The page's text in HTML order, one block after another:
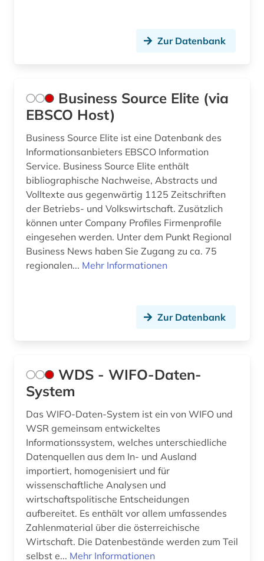
Zur Datenbank
Business Source Elite (via
EBSCO Host)
Business Source Elite ist eine Datenbank des
Informationsanbieters EBSCO Information
Service. Business Source Elite enthält
bibliographische Nachweise, Abstracts und
Volltexte aus gegenwärtig 1125 Zeitschriften
der Betriebs- und Volkswirtschaft. Zusätzlich
können unter Company Profiles Firmenprofile
eingesehen werden. Unter dem Punkt Regional
Business News haben Sie Zugang zu ca. 75
regionalen... Mehr Informationen
Zur Datenbank
WDS - WIFO-Daten-
System
Das WIFO-Daten-System ist ein von WIFO und
WSR gemeinsam entwickeltes
Informationssystem, welches unterschiedliche
Datenquellen aus dem In- und Ausland
importiert, homogenisiert und für
wissenschaftliche Analysen und
wirtschaftspolitische Entscheidungen
aufbereitet. Es enthält vor allem umfassendes
Zahlenmaterial über die österreichische
Wirtschaft. Die Datenbestände werden zum Teil
selbst e... Mehr Informationen